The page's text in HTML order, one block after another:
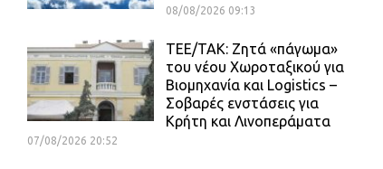
08/08/2026 09:13
ΤΕΕ/ΤΑΚ: Ζητά «πάγωμα»
του νέου Χωροταξικού για
Βιομηχανία και Logistics –
Σοβαρές ενστάσεις για
Κρήτη και Λινοπεράματα
07/08/2026 20:52